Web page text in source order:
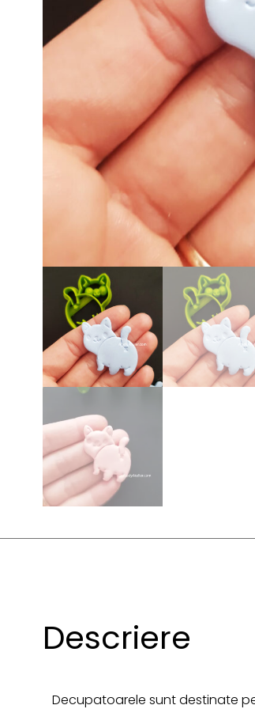
Descriere
Decupatoarele sunt destinate